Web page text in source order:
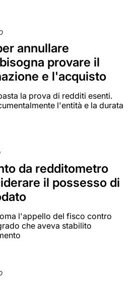
annullare
provare il
e l'acquisto
la prova di redditi esenti.
l'entità e la durata
da redditometro
il possesso di
l'appello del fisco contro
che aveva stabilito